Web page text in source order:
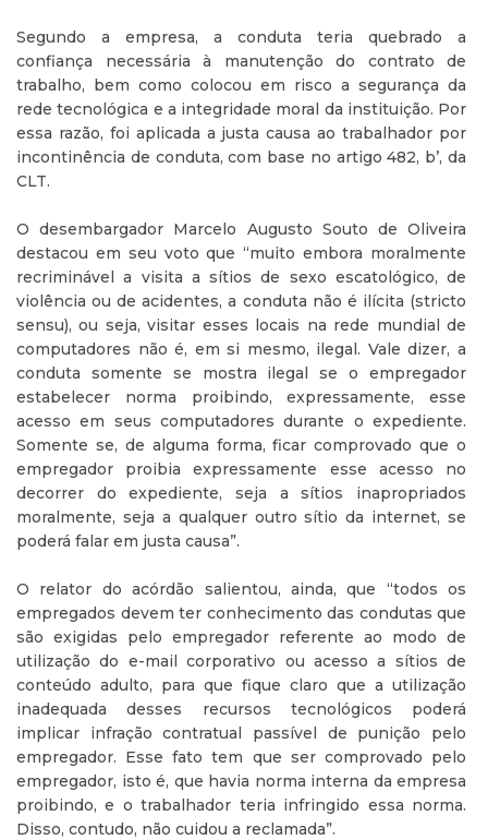
Segundo a empresa, a conduta teria quebrado a
confiança necessária à manutenção do contrato de
trabalho, bem como colocou em risco a segurança da
rede tecnológica e a integridade moral da instituição. Por
essa razão, foi aplicada a justa causa ao trabalhador por
incontinência de conduta, com base no artigo 482, b’, da
CLT.
O desembargador Marcelo Augusto Souto de Oliveira
destacou em seu voto que “muito embora moralmente
recriminável a visita a sítios de sexo escatológico, de
violência ou de acidentes, a conduta não é ilícita (stricto
sensu), ou seja, visitar esses locais na rede mundial de
computadores não é, em si mesmo, ilegal. Vale dizer, a
conduta somente se mostra ilegal se o empregador
estabelecer norma proibindo, expressamente, esse
acesso em seus computadores durante o expediente.
Somente se, de alguma forma, ficar comprovado que o
empregador proibia expressamente esse acesso no
decorrer do expediente, seja a sítios inapropriados
moralmente, seja a qualquer outro sítio da internet, se
poderá falar em justa causa”.
O relator do acórdão salientou, ainda, que “todos os
empregados devem ter conhecimento das condutas que
são exigidas pelo empregador referente ao modo de
utilização do e-mail corporativo ou acesso a sítios de
conteúdo adulto, para que fique claro que a utilização
inadequada desses recursos tecnológicos poderá
implicar infração contratual passível de punição pelo
empregador. Esse fato tem que ser comprovado pelo
empregador, isto é, que havia norma interna da empresa
proibindo, e o trabalhador teria infringido essa norma.
Disso, contudo, não cuidou a reclamada”.